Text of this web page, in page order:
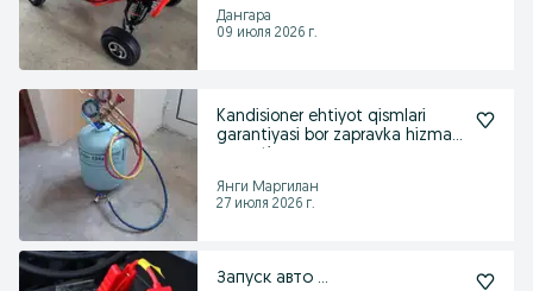
Дангара
09 июля 2026 г.
Kandisioner ehtiyot qismlari
garantiyasi bor zapravka hizmati
Янги Маргилан
27 июля 2026 г.
Запуск авто ...